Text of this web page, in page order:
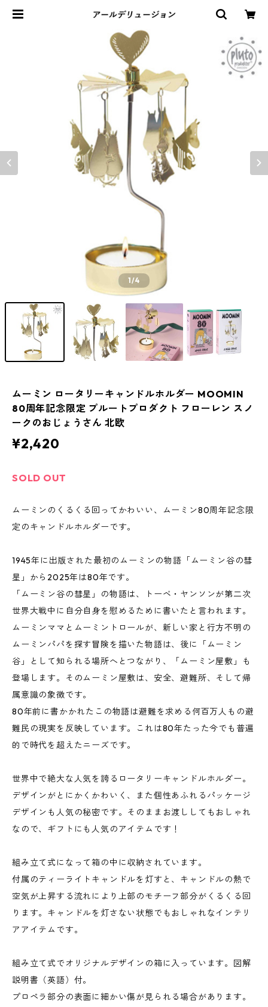
1/4
ムーミン ロータリーキャンドルホルダー MOOMIN
80周年記念限定 プルートプロダクト フローレン スノ
ークのおじょうさん 北欧
¥2,420
SOLD OUT
ムーミンのくるくる回ってかわいい、ムーミン80周年記念限
定のキャンドルホルダーです。
1945年に出版された最初のムーミンの物語「ムーミン谷の彗
星」から2025年は80年です。
「ムーミン谷の彗星」の物語は、トーベ・ヤンソンが第二次
世界大戦中に自分自身を慰めるために書いたと言われます。
ムーミンママとムーミントロールが、新しい家と行方不明の
ムーミンパパを探す冒険を描いた物語は、後に「ムーミン
谷」として知られる場所へとつながり、「ムーミン屋敷」も
登場します。そのムーミン屋敷は、安全、避難所、そして帰
属意識の象徴です。
80年前に書かかれたこの物語は避難を求める何百万人もの避
難民の現実を反映しています。これは80年たった今でも普遍
的で時代を超えたニーズです。
世界中で絶大な人気を誇るロータリーキャンドルホルダー。
デザインがとにかくかわいく、また個性あふれるパッケージ
デザインも人気の秘密です。そのままお渡ししてもおしゃれ
なので、ギフトにも人気のアイテムです！
組み立て式になって箱の中に収納されています。
付属のティーライトキャンドルを灯すと、キャンドルの熱で
空気が上昇する流れにより上部のモチーフ部分がくるくる回
ります。キャンドルを灯さない状態でもおしゃれなインテリ
アアイテムです。
組み立て式でオリジナルデザインの箱に入っています。図解
説明書（英語）付。
プロペラ部分の表面に細かい傷が見られる場合があります。